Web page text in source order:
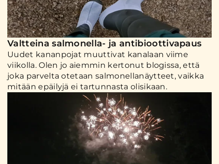
Valtteina salmonella- ja antibioottivapaus
Uudet kananpojat muuttivat kanalaan viime
viikolla. Olen jo aiemmin kertonut blogissa, että
joka parvelta otetaan salmonellanäytteet, vaikka
mitään epäilyjä ei tartunnasta olisikaan.